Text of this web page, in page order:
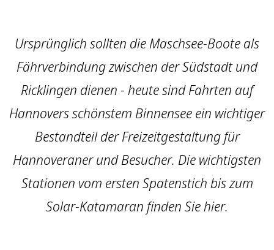
Ursprünglich sollten die Maschsee-Boote als
Fährverbindung zwischen der Südstadt und
Ricklingen dienen - heute sind Fahrten auf
Hannovers schönstem Binnensee ein wichtiger
Bestandteil der Freizeitgestaltung für
Hannoveraner und Besucher. Die wichtigsten
Stationen vom ersten Spatenstich bis zum
Solar-Katamaran finden Sie hier.